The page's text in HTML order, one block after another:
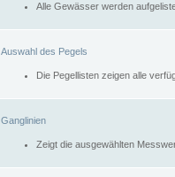
Alle Gewässer werden
Auswahl des Pegels
Die Pegellisten zeigen alle
Ganglinien
Zeigt die ausgewählten